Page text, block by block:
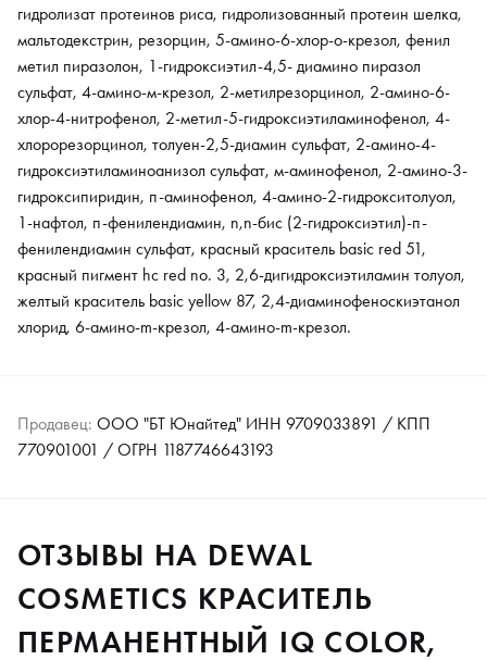
гидролизат протеинов риса, гидролизованный протеин шелка,
мальтодекстрин, резорцин, 5-амино-6-хлор-o-крезол, фенил
метил пиразолон, 1-гидроксиэтил-4,5- диамино пиразол
сульфат, 4-амино-м-крезол, 2-метилрезорцинол, 2-амино-6-
хлор-4-нитрофенол, 2-метил-5-гидроксиэтиламинофенол, 4-
хлорорезорцинол, толуен-2,5-диамин сульфат, 2-амино-4-
гидроксиэтиламиноанизол сульфат, м-аминофенол, 2-амино-3-
гидроксипиридин, п-аминофенол, 4-амино-2-гидрокситолуол,
1-нафтол, п-фенилендиамин, n,n-бис (2-гидроксиэтил)-п-
фенилендиамин сульфат, красный краситель basic red 51,
красный пигмент hc red no. 3, 2,6-дигидроксиэтиламин толуол,
желтый краситель basic yellow 87, 2,4-диаминофеноскиэтанол
хлорид, 6-амино-m-крезол, 4-амино-m-крезол.
Продавец: ООО "БТ Юнайтед" ИНН 9709033891 / КПП
770901001 / ОГРН 1187746643193
ОТЗЫВЫ НА DEWAL
COSMETICS КРАСИТЕЛЬ
ПЕРМАНЕНТНЫЙ IQ COLOR,